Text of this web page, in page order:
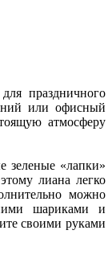
праздничного
или офисный
атмосферу
«лапки»
лиана легко
можно
шариками и
своими руками